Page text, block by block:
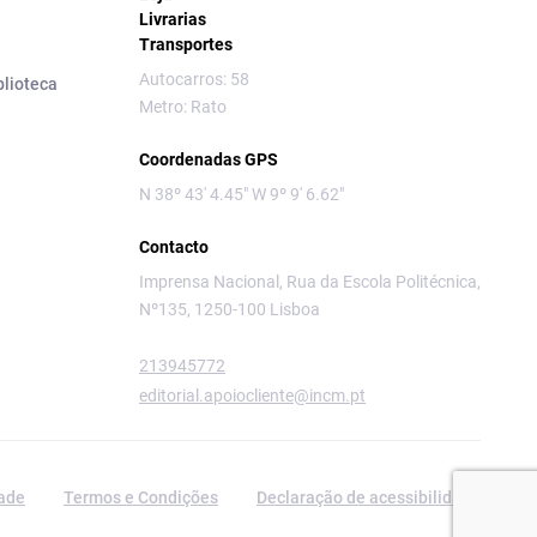
Livrarias
Transportes
Autocarros: 58
Metro: Rato
Coordenadas GPS
N 38º 43' 4.45" W 9º 9' 6.62"
Contacto
Imprensa Nacional, Rua da Escola Politécnica,
Nº135, 1250-100 Lisboa
213945772
editorial.apoiocliente@incm.pt
Termos e Condições Declaração de acessibilidade